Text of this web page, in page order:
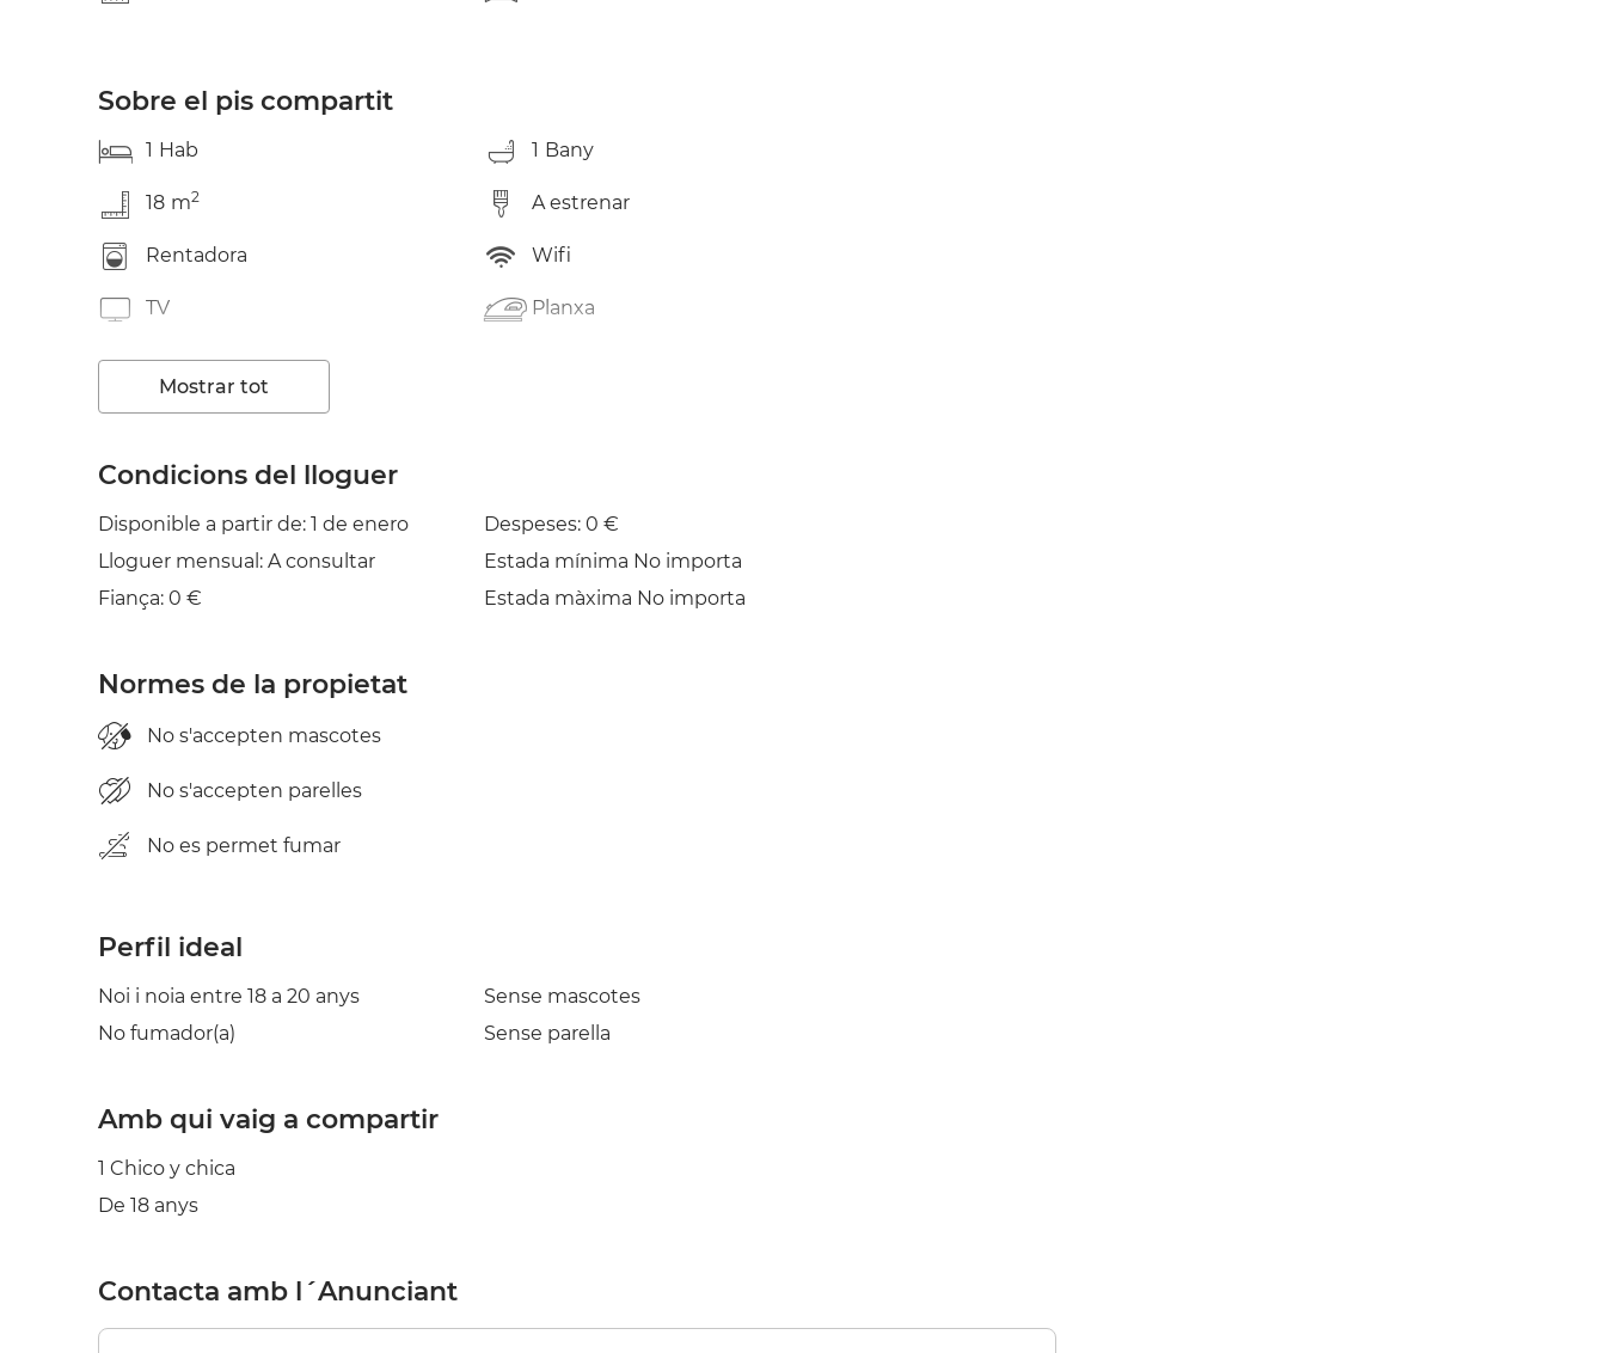
Sobre el pis compartit
1 Hab 1 Bany
18 m2 A estrenar
Rentadora Wifi
TV Planxa
Assecadora
Mostrar tot
Condicions del lloguer
Disponible a partir de: 1 de enero
Lloguer mensual: A consultar
Fiança: 0 €
Despeses: 0 €
Estada mínima No importa
Estada màxima No importa
Normes de la propietat
No s'accepten mascotes
No s'accepten parelles
No es permet fumar
Perfil ideal
Noi i noia entre 18 a 20 anys
No fumador(a)
Sense mascotes
Sense parella
Amb qui vaig a compartir
1 Chico y chica
De 18 anys
Contacta amb l´Anunciant